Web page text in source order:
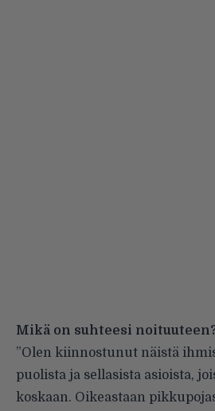
Mikä on suhteesi
”Olen kiinnostunut näistä
puolista ja sellasista asioista,
koskaan. Oikeastaan